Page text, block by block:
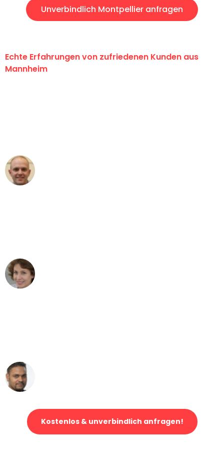
Unverbindlich Montpellier anfragen
Echte Erfahrungen von zufriedenen Kunden aus
Mannheim
Kostenlos & unverbindlich anfragen!